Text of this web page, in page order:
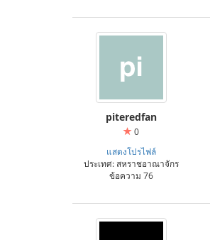
piteredfan
0
แสดงโปรไฟล์
ประเทศ: สหราชอาณาจักร
ข้อความ 76